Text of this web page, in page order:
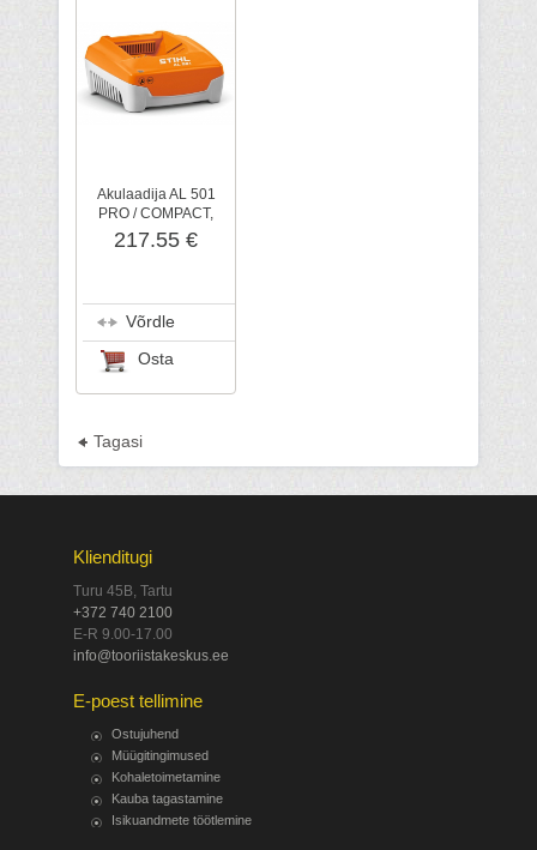
Akulaadija AL 501
PRO / COMPACT,
STIHL
217.55 €
Võrdle
Osta
Tagasi
Klienditugi
Turu 45B, Tartu
+372 740 2100
E-R 9.00-17.00
info@tooriistakeskus.ee
E-poest tellimine
Ostujuhend
Müügitingimused
Kohaletoimetamine
Kauba tagastamine
Isikuandmete töötlemine